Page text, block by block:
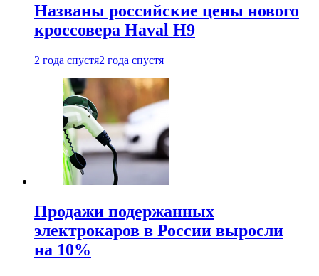
Названы российские цены нового
кроссовера Haval H9
2 года спустя2 года спустя
Продажи подержанных
электрокаров в России выросли
на 10%